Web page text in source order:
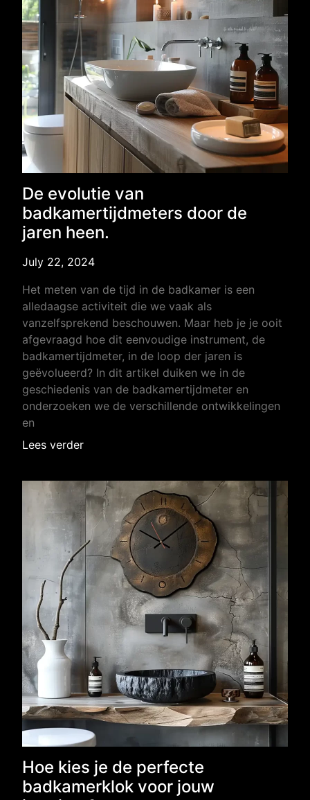
De evolutie van
badkamertijdmeters door de
jaren heen.
July 22, 2024
Het meten van de tijd in de badkamer is een
alledaagse activiteit die we vaak als
vanzelfsprekend beschouwen. Maar heb je je ooit
afgevraagd hoe dit eenvoudige instrument, de
badkamertijdmeter, in de loop der jaren is
geëvolueerd? In dit artikel duiken we in de
geschiedenis van de badkamertijdmeter en
onderzoeken we de verschillende ontwikkelingen
en
Lees verder
Hoe kies je de perfecte
badkamerklok voor jouw